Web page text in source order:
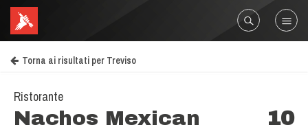
Torna ai risultati per Treviso
Ristorante
Nachos Mexican
10